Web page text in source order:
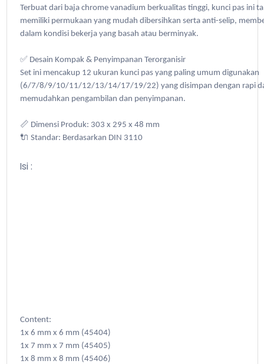
Terbuat dari baja chrome vanadium berkualitas tinggi, kunci pas ini
memiliki permukaan yang mudah dibersihkan serta anti-selip,
dalam kondisi bekerja yang basah atau berminyak.
✅ Desain Kompak & Penyimpanan Terorganisir
Set ini mencakup 12 ukuran kunci pas yang paling umum digunakan
(6/7/8/9/10/11/12/13/14/17/19/22) yang disimpan dengan rapi
memudahkan pengambilan dan penyimpanan.
📏 Dimensi Produk: 303 x 295 x 48 mm
🔌 Standar: Berdasarkan DIN 3110
Isi :
Content:
1x 6 mm x 6 mm (45404)
1x 7 mm x 7 mm (45405)
1x 8 mm x 8 mm (45406)